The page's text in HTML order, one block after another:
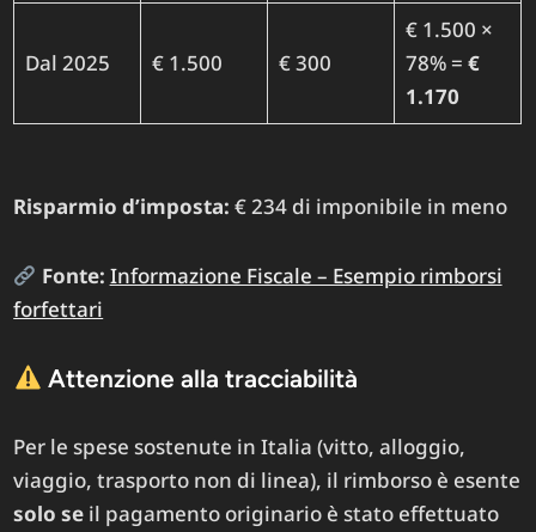
Dal 2025 € 1.500 € 300
€ 1.500 ×
78% = €
1.170
Risparmio d’imposta: € 234 di imponibile in meno
Fonte: Informazione Fiscale – Esempio rimborsi
forfettari
Attenzione alla tracciabilità
Per le spese sostenute in Italia (vitto, alloggio,
viaggio, trasporto non di linea), il rimborso è esente
solo se il pagamento originario è stato effettuato